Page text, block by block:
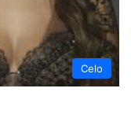
Celo